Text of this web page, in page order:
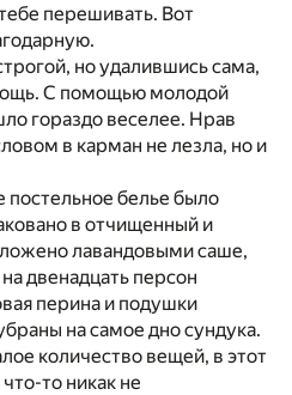
перешивать. Вот
но удалившись сама,
С помощью молодой
гораздо веселее. Нрав
в карман не лезла, но и
белье было
в отчищенный и
лавандовыми саше,
двенадцать персон
перина и подушки
на самое дно сундука.
количество вещей, в этот
то никак не